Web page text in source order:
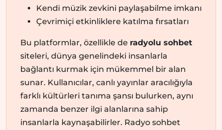
Kendi müzik zevkini paylaşabilme imkanı
Çevrimiçi etkinliklere katılma fırsatları
Bu platformlar, özellikle de radyolu sohbet
siteleri, dünya genelindeki insanlarla
bağlantı kurmak için mükemmel bir alan
sunar. Kullanıcılar, canlı yayınlar aracılığıyla
farklı kültürleri tanıma şansı bulurken, aynı
zamanda benzer ilgi alanlarına sahip
insanlarla kaynaşabilirler. Radyo sohbet